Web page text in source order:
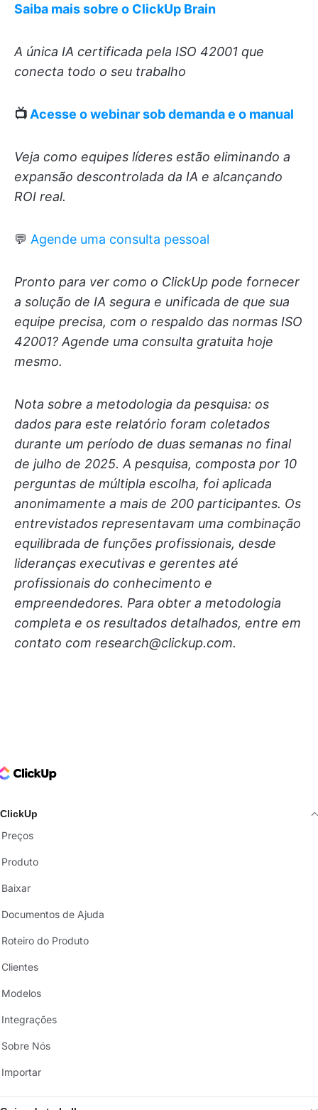
Saiba mais sobre o ClickUp Brain
A única IA certificada pela ISO 42001 que
conecta todo o seu trabalho
📺 Acesse o webinar sob demanda e o manual
Veja como equipes líderes estão eliminando a
expansão descontrolada da IA e alcançando
ROI real.
💬 Agende uma consulta pessoal
Pronto para ver como o ClickUp pode fornecer
a solução de IA segura e unificada de que sua
equipe precisa, com o respaldo das normas ISO
42001? Agende uma consulta gratuita hoje
mesmo.
Nota sobre a metodologia da pesquisa: os
dados para este relatório foram coletados
durante um período de duas semanas no final
de julho de 2025. A pesquisa, composta por 10
perguntas de múltipla escolha, foi aplicada
anonimamente a mais de 200 participantes. Os
entrevistados representavam uma combinação
equilibrada de funções profissionais, desde
lideranças executivas e gerentes até
profissionais do conhecimento e
empreendedores. Para obter a metodologia
completa e os resultados detalhados, entre em
contato com research@clickup.com.
Logo
ClickUp
Preços
Produto
Baixar
Documentos de Ajuda
Roteiro do Produto
Clientes
Modelos
Integrações
Sobre Nós
Importar